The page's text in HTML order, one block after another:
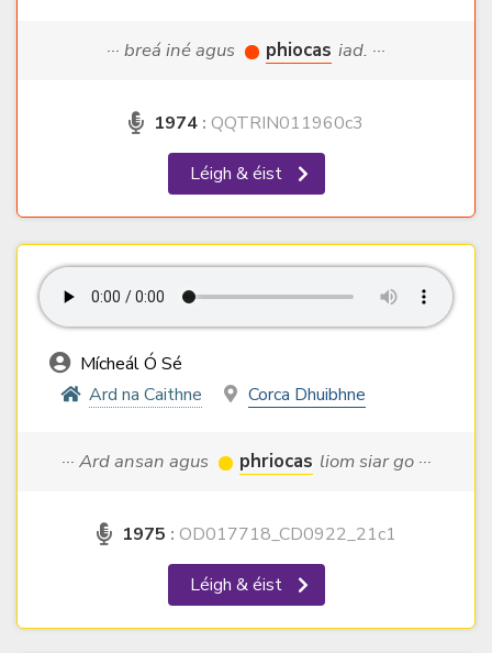
··· breá iné agus phiocas iad. ···
1974 : QQTRIN011960c3
Léigh & éist
Mícheál Ó Sé
Ard na Caithne
Corca Dhuibhne
··· Ard ansan agus phriocas liom siar go ···
1975 : OD017718_CD0922_21c1
Léigh & éist